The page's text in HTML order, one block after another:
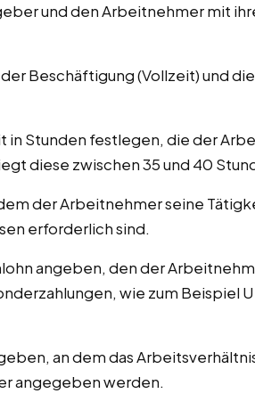
und den Arbeitnehmer mit
Beschäftigung (Vollzeit) und
Stunden festlegen, die der
diese zwischen 35 und 40
der Arbeitnehmer seine
erforderlich sind.
angeben, den der
wie zum Beispiel
an dem das
angegeben werden.